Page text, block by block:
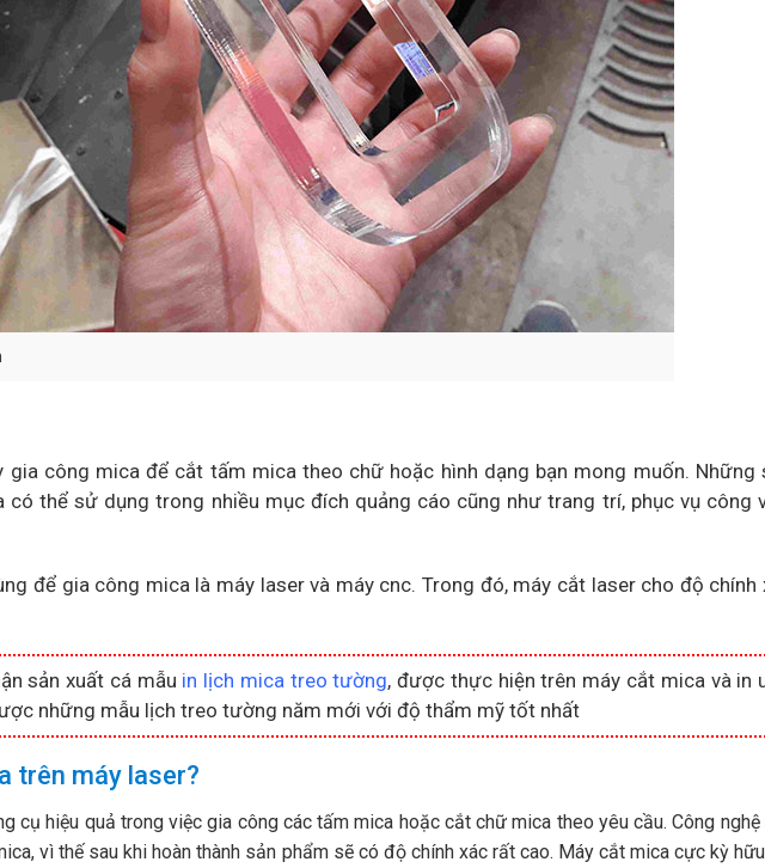
gia công mica để cắt tấm mica theo chữ hoặc hình dạng bạn mong muốn. Những
thể sử dụng trong nhiều mục đích quảng cáo cũng như trang trí, phục vụ công
để gia công mica là máy laser và máy cnc. Trong đó, máy cắt laser cho độ chính
sản xuất cá mẫu in lịch mica treo tường, được thực hiện trên máy cắt mica và in
những mẫu lịch treo tường năm mới với độ thẩm mỹ tốt nhất
trên máy laser?
cụ hiệu quả trong việc gia công các tấm mica hoặc cắt chữ mica theo yêu cầu. Công nghệ
vì thế sau khi hoàn thành sản phẩm sẽ có độ chính xác rất cao. Máy cắt mica cực kỳ